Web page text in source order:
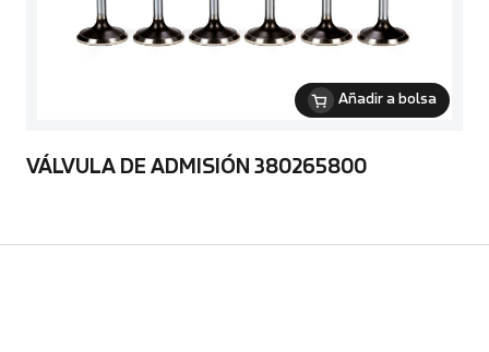
Añadir a bolsa
VÁLVULA DE ADMISIÓN 380265800